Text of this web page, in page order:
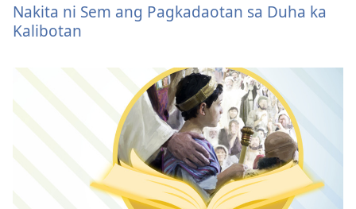
Nakita ni Sem ang Pagkadaotan sa Duha ka
Kalibotan